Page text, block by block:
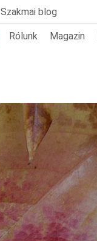
Szakmai blog
Rólunk Magazin